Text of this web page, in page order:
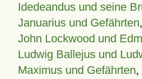
Idedeandus und seine
Januarius und Gefährten,
John Lockwood und
Ludwig Ballejus und
Maximus und Gefährten,